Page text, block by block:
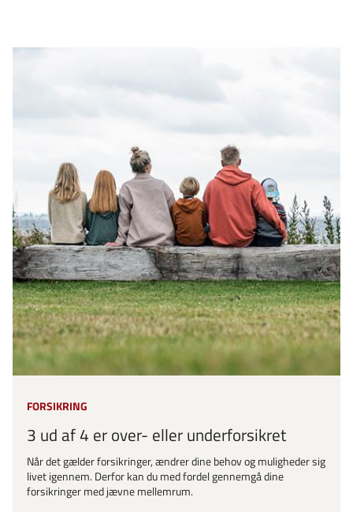
FORSIKRING
3 ud af 4 er over- eller underforsikret
Når det gælder forsikringer, ændrer dine behov og muligheder sig
livet igennem. Derfor kan du med fordel gennemgå dine
forsikringer med jævne mellemrum.